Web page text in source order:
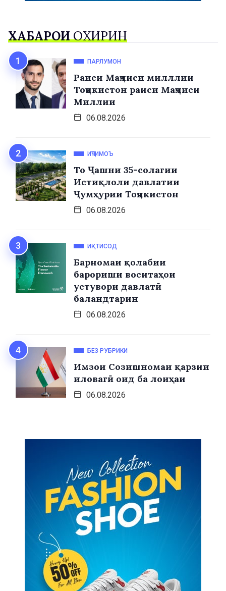
ХАБАРҲОИОХИРИН
ПАРЛУМОН
Раиси Маҷлиси милллии
Тоҷикистон раиси Маҷлиси
Миллии
06.08.2026
ИҶТИМОЪ
То Ҷашни 35-солагии
Истиқлоли давлатии
Ҷумҳурии Тоҷикистон
06.08.2026
ИҚТИСОД
Барномаи қолабии
барориши воситаҳои
устувори давлатӣ
баландтарин
06.08.2026
БЕЗ РУБРИКИ
Имзои Созишномаи қарзии
иловагӣ оид ба лоиҳаи
06.08.2026